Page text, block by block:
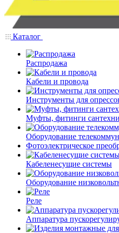
Каталог
Распродажа
Кабели и провода
Инструменты для
Муфты, фитинги
Оборудование
Фотоэлектрическое
Кабеленесущие системы
Оборудование
Реле
Аппаратура